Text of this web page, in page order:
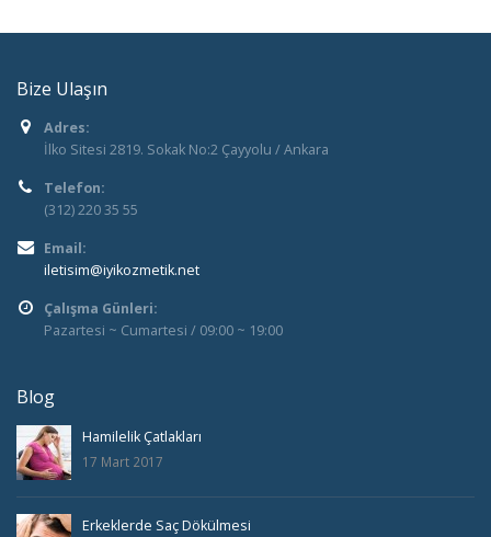
Bize Ulaşın
Adres:
İlko Sitesi 2819. Sokak No:2 Çayyolu / Ankara
Telefon:
(312) 220 35 55
Email:
iletisim@iyikozmetik.net
Çalışma Günleri:
Pazartesi ~ Cumartesi / 09:00 ~ 19:00
Blog
Hamilelik Çatlakları
17 Mart 2017
Erkeklerde Saç Dökülmesi